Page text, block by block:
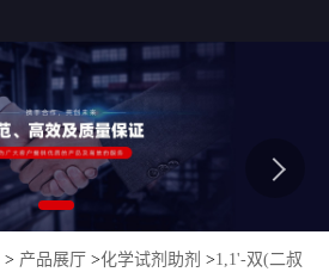
> 产品展厅 >化学试剂助剂 >1,1'-双(二叔